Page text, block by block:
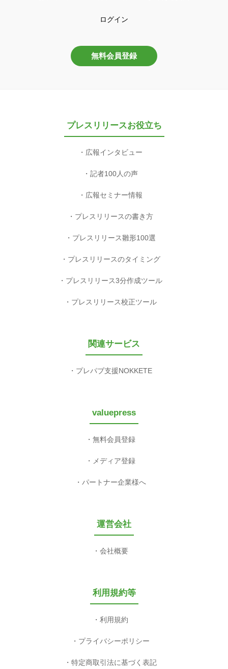
ログイン
無料会員登録
プレスリリースお役立ち
広報インタビュー
記者100人の声
広報セミナー情報
プレスリリースの書き方
プレスリリース雛形100選
プレスリリースのタイミング
プレスリリース3分作成ツール
プレスリリース校正ツール
関連サービス
プレパブ支援NOKKETE
valuepress
無料会員登録
メディア登録
パートナー企業様へ
運営会社
会社概要
利用規約等
利用規約
プライバシーポリシー
特定商取引法に基づく表記